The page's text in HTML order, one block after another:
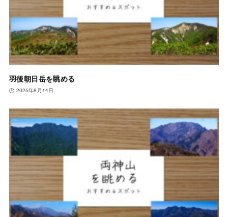
羽後朝日岳を眺める
2025年8月14日